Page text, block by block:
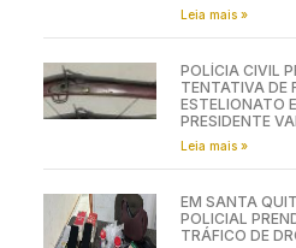
Leia mais »
POLÍCIA CIVIL
TENTATIVA DE
ESTELIONATO
PRESIDENTE
Leia mais »
EM SANTA
POLICIAL
TRÁFICO DE